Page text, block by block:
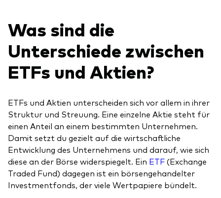
Was sind die
Unterschiede zwischen
ETFs und Aktien?
ETFs und Aktien unterscheiden sich vor allem in ihrer
Struktur und Streuung. Eine einzelne Aktie steht für
einen Anteil an einem bestimmten Unternehmen.
Damit setzt du gezielt auf die wirtschaftliche
Entwicklung des Unternehmens und darauf, wie sich
diese an der Börse widerspiegelt. Ein ETF(Exchange
Traded Fund) dagegen ist ein börsengehandelter
Investmentfonds, der viele Wertpapiere bündelt.